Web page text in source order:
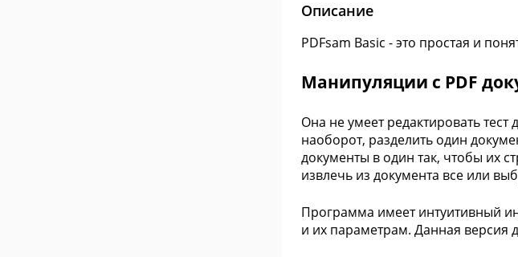
Описание
PDFsam Basic - это простая и
Манипуляции с PDF
Она не умеет редактировать
наоборот, разделить один
документы в один так, чтобы их
извлечь из документа все или
Программа имеет интуитивный
и их параметрам. Данная версия